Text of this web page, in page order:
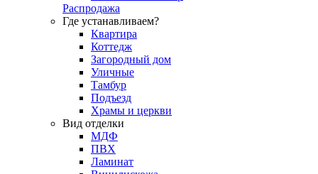
Распродажа
Где устанавливаем?
Квартира
Коттедж
Загородный дом
Уличные
Тамбур
Подъезд
Храмы и церкви
Вид отделки
МДФ
ПВХ
Ламинат